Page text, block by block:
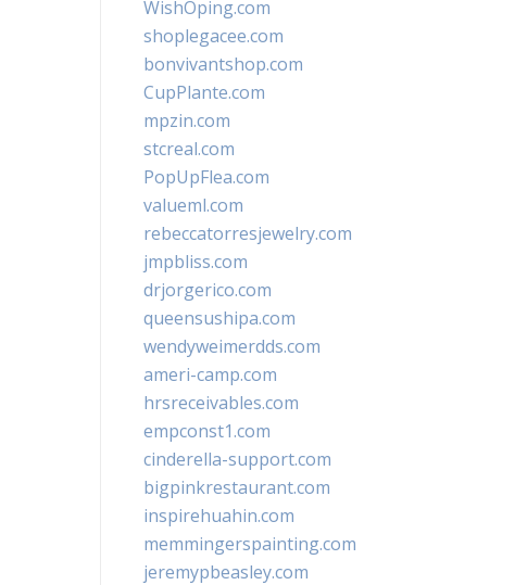
WishOping.com
shoplegacee.com
bonvivantshop.com
CupPlante.com
mpzin.com
stcreal.com
PopUpFlea.com
valueml.com
rebeccatorresjewelry.com
jmpbliss.com
drjorgerico.com
queensushipa.com
wendyweimerdds.com
ameri-camp.com
hrsreceivables.com
empconst1.com
cinderella-support.com
bigpinkrestaurant.com
inspirehuahin.com
memmingerspainting.com
jeremypbeasley.com